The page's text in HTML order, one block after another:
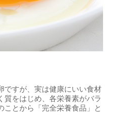
ですが、実は健康にいい食材
質をはじめ、各栄養素がバラ
ことから「完全栄養食品」と